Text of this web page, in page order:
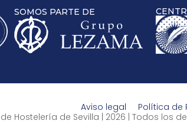
SOMOS PARTE DE
Aviso legal Política de
Hostelería de Sevilla | 2026 | Todos los